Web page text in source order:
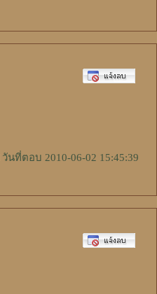
วันที่ตอบ 2010-06-02 15:45:39